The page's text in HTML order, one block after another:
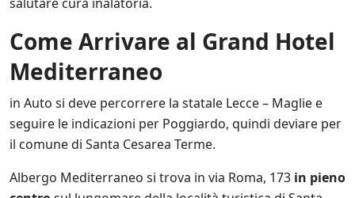
o
i
s
c
o
n
t
a
t
a
Come Arrivare al Grand Hotel
Mediterraneo
in Auto si deve percorrere la statale Lecce – Maglie e
seguire le indicazioni per Poggiardo, quindi deviare per
il comune di Santa Cesarea Terme.
Albergo Mediterraneo si trova in via Roma, 173 in pieno